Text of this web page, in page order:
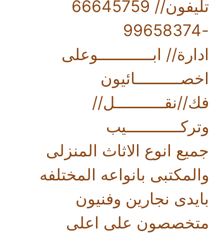
تليفون// 66645759
-99658374
ادارة// ابــــــــــــوعلى
اخصــــــــــائيون
فك//نقـــــــــــل//
وتركــــــــــــيب
جميع انوع الاثاث المنزلى
والمكتبى بانواعه المختلفه
بايدى نجارين وفنيون
متخصصون على اعلى